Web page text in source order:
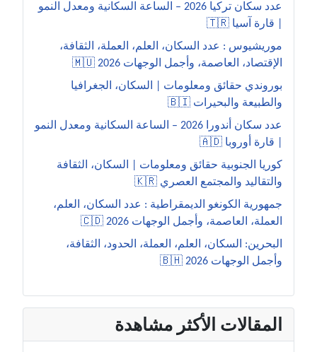
عدد سكان تركيا 2026 – الساعة السكانية ومعدل النمو
| قارة آسيا 🇹🇷
موريشيوس : عدد السكان، العلم، العملة، الثقافة،
الإقتصاد، العاصمة، وأجمل الوجهات 2026 🇲🇺
بوروندي حقائق ومعلومات | السكان، الجغرافيا
والطبيعة والبحيرات 🇧🇮
عدد سكان أندورا 2026 – الساعة السكانية ومعدل النمو
| قارة أوروبا 🇦🇩
كوريا الجنوبية حقائق ومعلومات | السكان، الثقافة
والتقاليد والمجتمع العصري 🇰🇷
جمهورية الكونغو الديمقراطية : عدد السكان، العلم،
العملة، العاصمة، وأجمل الوجهات 2026 🇨🇩
البحرين: السكان، العلم، العملة، الحدود، الثقافة،
وأجمل الوجهات 2026 🇧🇭
المقالات الأكثر مشاهدة